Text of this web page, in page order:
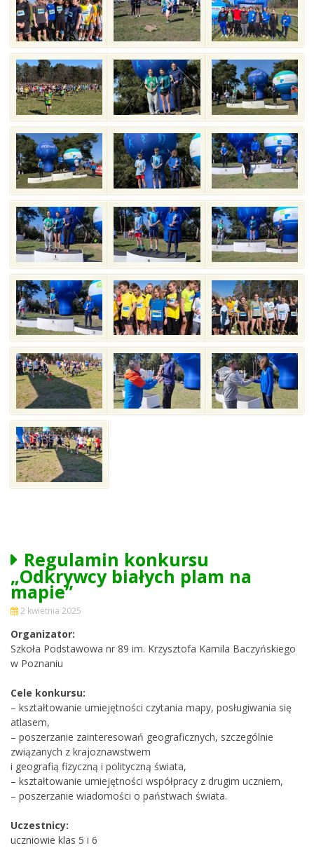
Regulamin konkursu
„Odkrywcy białych plam na
mapie”
2 kwietnia 2025
Organizator:
Szkoła Podstawowa nr 89 im. Krzysztofa Kamila Baczyńskiego
w Poznaniu
Cele konkursu:
– kształtowanie umiejętności czytania mapy, posługiwania się
atlasem,
– poszerzanie zainteresowań geograficznych, szczególnie
związanych z krajoznawstwem
i geografią fizyczną i polityczną świata,
– kształtowanie umiejętności współpracy z drugim uczniem,
– poszerzanie wiadomości o państwach świata.
Uczestnicy:
uczniowie klas 5 i 6